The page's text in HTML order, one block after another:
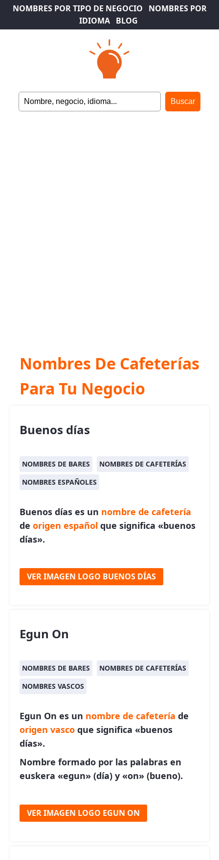
NOMBRES POR TIPO DE NEGOCIO
NOMBRES POR
IDIOMA
BLOG
Nombres De Cafeterías
Para Tu Negocio
Buenos días
NOMBRES DE BARES
NOMBRES DE CAFETERÍAS
NOMBRES ESPAÑOLES
Buenos días es un nombre de cafetería
de origen español que significa «buenos
días».
VER IMAGEN LOGO BUENOS DÍAS
Egun On
NOMBRES DE BARES
NOMBRES DE CAFETERÍAS
NOMBRES VASCOS
Egun On es un nombre de cafetería de
origen vasco que significa «buenos
días».
Nombre formado por las palabras en
euskera «egun» (día) y «on» (bueno).
VER IMAGEN LOGO EGUN ON